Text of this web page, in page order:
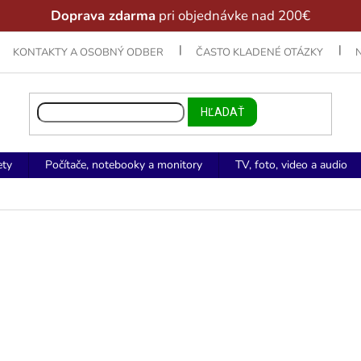
Doprava zdarma pri objednávke nad 200€
KONTAKTY A OSOBNÝ ODBER ČASTO KLADENÉ OTÁZKY
HĽADAŤ
Počítače, notebooky a monitory TV, foto, video a audio